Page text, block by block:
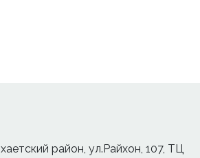
район, ул.Райхон, 107, ТЦ